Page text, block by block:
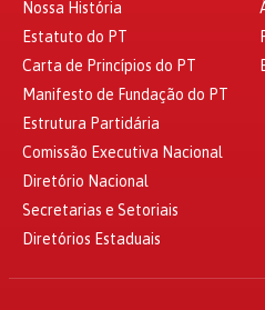
Nossa História
Estatuto do PT
Carta de Princípios do PT
Manifesto de Fundação do PT
Estrutura Partidária
Comissão Executiva Nacional
Diretório Nacional
Secretarias e Setoriais
Diretórios Estaduais